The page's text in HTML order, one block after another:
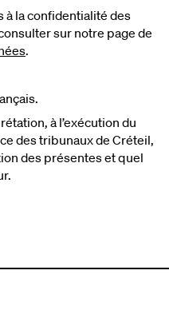
à la confidentialité des
sur notre page de
.
à l’exécution du
des tribunaux de Créteil,
des présentes et quel